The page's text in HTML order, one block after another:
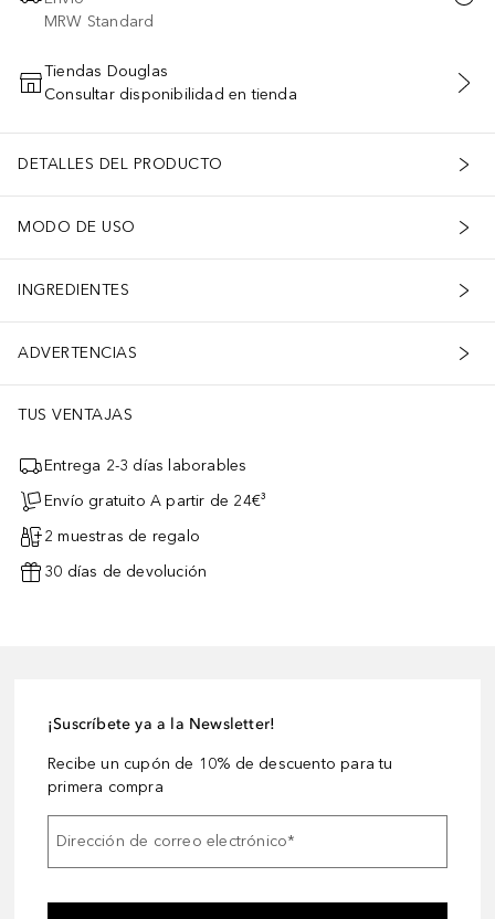
MRW Standard
AÑADIR AL CARRITO
Tiendas Douglas
Consultar disponibilidad en tienda
DETALLES DEL PRODUCTO
MODO DE USO
INGREDIENTES
ADVERTENCIAS
TUS VENTAJAS
Entrega 2-3 días laborables
Envío gratuito A partir de 24€³
2 muestras de regalo
30 días de devolución
¡Suscríbete ya a la Newsletter!
Recibe un cupón de 10% de descuento para tu
primera compra
Dirección de correo electrónico*